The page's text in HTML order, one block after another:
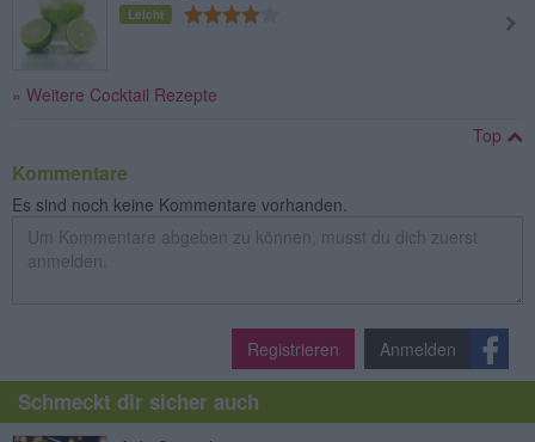
Leicht
» Weitere Cocktail Rezepte
Top
Kommentare
Es sind noch keine Kommentare vorhanden.
Registrieren Anmelden
Schmeckt dir sicher auch